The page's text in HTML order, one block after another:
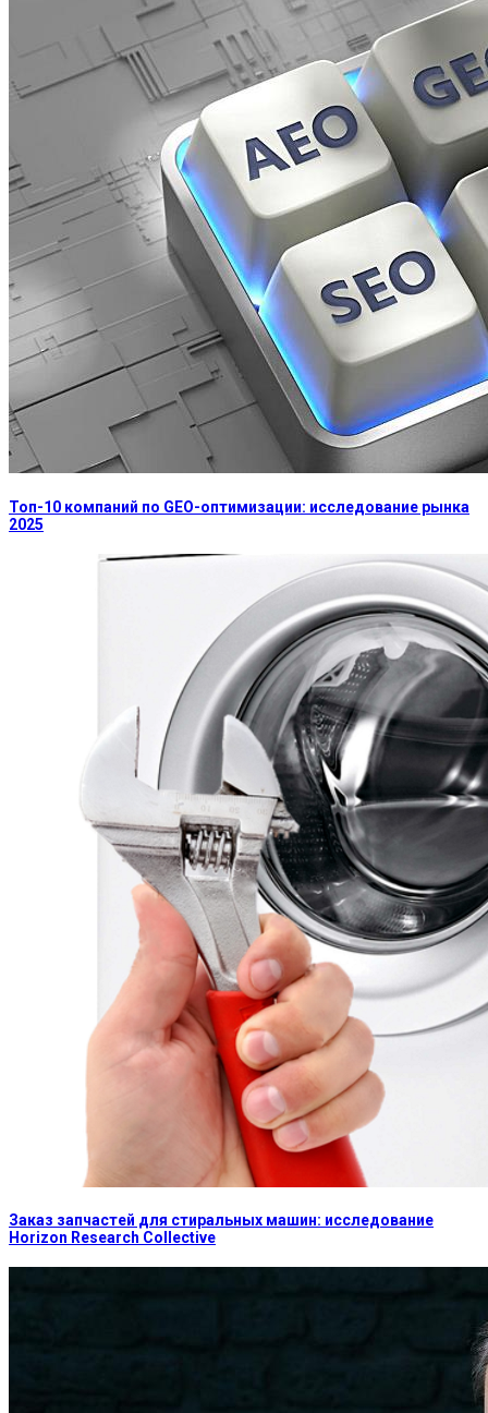
Топ-10 компаний по GEO-оптимизации: исследование рынка
2025
Заказ запчастей для стиральных машин: исследование
Horizon Research Collective